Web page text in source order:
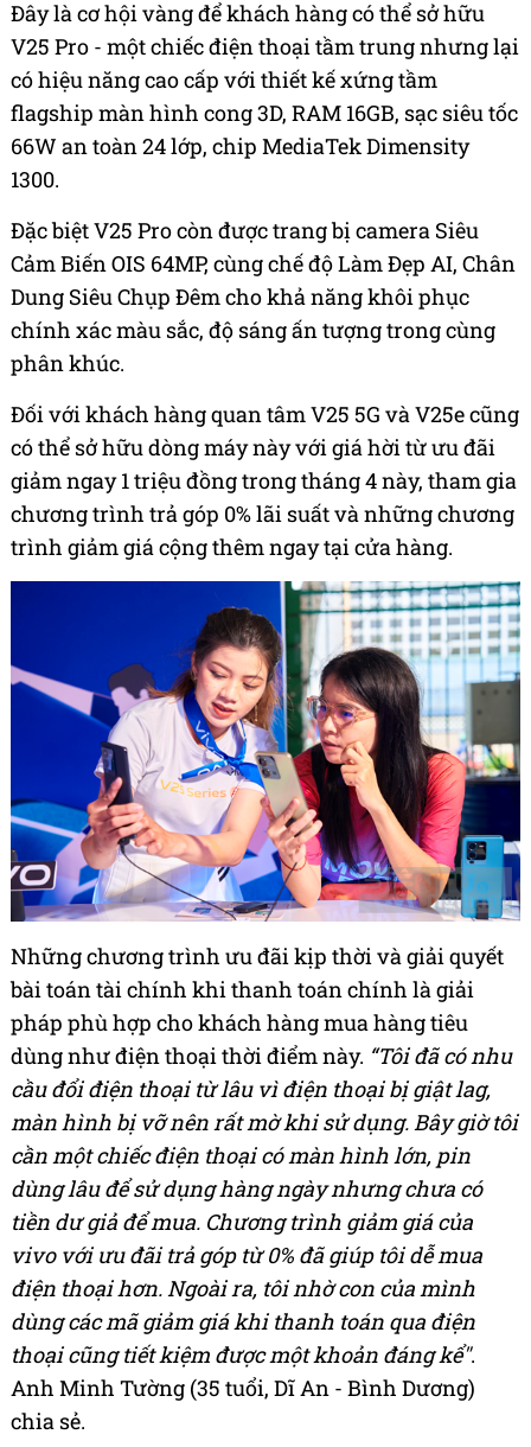
Đây là cơ hội vàng để khách hàng có thể sở hữu
V25 Pro - một chiếc điện thoại tầm trung nhưng lại
có hiệu năng cao cấp với thiết kế xứng tầm
flagship màn hình cong 3D, RAM 16GB, sạc siêu tốc
66W an toàn 24 lớp, chip MediaTek Dimensity
1300.
Đặc biệt V25 Pro còn được trang bị camera Siêu
Cảm Biến OIS 64MP, cùng chế độ Làm Đẹp AI, Chân
Dung Siêu Chụp Đêm cho khả năng khôi phục
chính xác màu sắc, độ sáng ấn tượng trong cùng
phân khúc.
Đối với khách hàng quan tâm V25 5G và V25e cũng
có thể sở hữu dòng máy này với giá hời từ ưu đãi
giảm ngay 1 triệu đồng trong tháng 4 này, tham gia
chương trình trả góp 0% lãi suất và những chương
trình giảm giá cộng thêm ngay tại cửa hàng.
Những chương trình ưu đãi kịp thời và giải quyết
bài toán tài chính khi thanh toán chính là giải
pháp phù hợp cho khách hàng mua hàng tiêu
dùng như điện thoại thời điểm này. “Tôi đã có nhu
cầu đổi điện thoại từ lâu vì điện thoại bị giật lag,
màn hình bị vỡ nên rất mờ khi sử dụng. Bây giờ tôi
cần một chiếc điện thoại có màn hình lớn, pin
dùng lâu để sử dụng hàng ngày nhưng chưa có
tiền dư giả để mua. Chương trình giảm giá của
vivo với ưu đãi trả góp từ 0% đã giúp tôi dễ mua
điện thoại hơn. Ngoài ra, tôi nhờ con của mình
dùng các mã giảm giá khi thanh toán qua điện
thoại cũng tiết kiệm được một khoản đáng kể".
Anh Minh Tường (35 tuổi, Dĩ An - Bình Dương)
chia sẻ.